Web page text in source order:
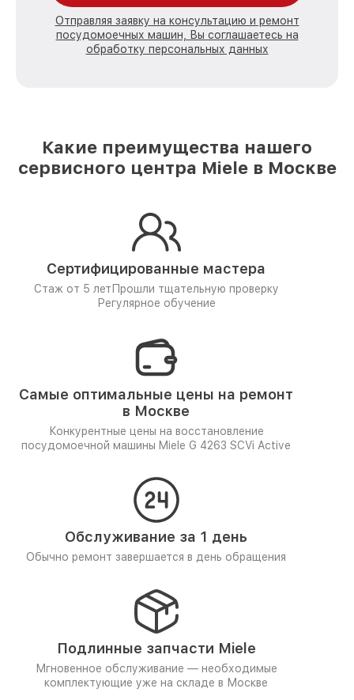
Отправляя заявку на консультацию и ремонт
посудомоечных машин, Вы соглашаетесь на
обработку персональных данных
Какие преимущества нашего
сервисного центра Miele в Москве
Сертифицированные мастера
Стаж от 5 лет Прошли тщательную проверку
Регулярное обучение
Самые оптимальные цены на ремонт
в Москве
Конкурентные цены на восстановление
посудомоечной машины Miele G 4263 SCVi Active
Обслуживание за 1 день
Обычно ремонт завершается в день обращения
Подлинные запчасти Miele
Мгновенное обслуживание — необходимые
комплектующие уже на складе в Москве